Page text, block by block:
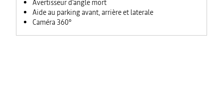
Avertisseur d'angle mort
Aide au parking avant, arrière et laterale
Caméra 360°